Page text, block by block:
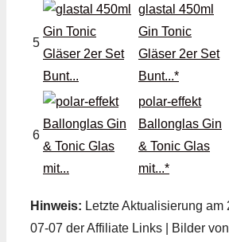
5
glastal 450ml
Gin Tonic
Gläser 2er Set
Bunt...*
6
polar-effekt
Ballonglas Gin
& Tonic Glas
mit...*
Hinweis: Letzte Aktualisierung am
07-07 der Affiliate Links | Bilder